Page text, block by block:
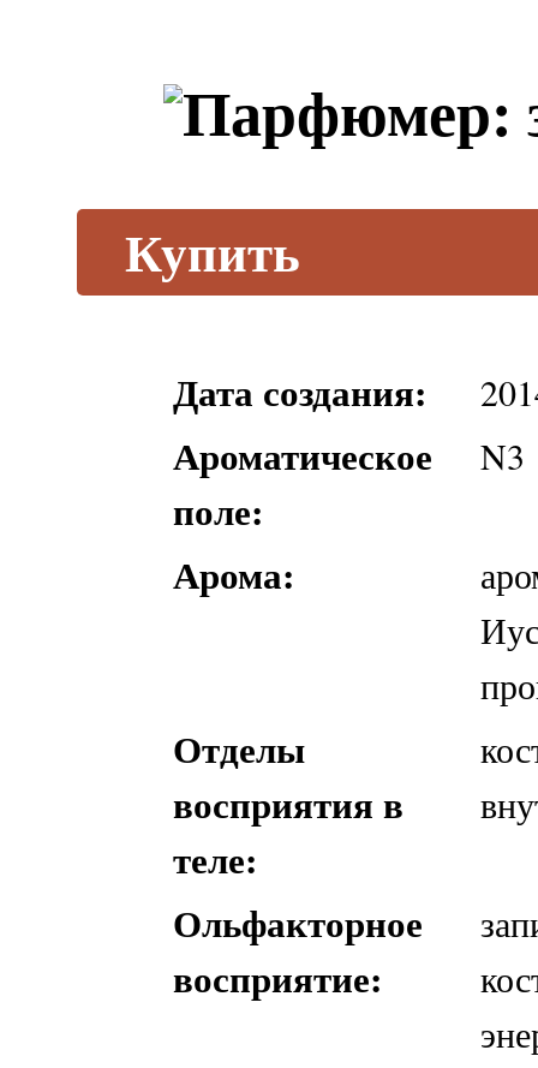
Купить
Дата создания:
Ароматическое
поле:
N3
Арома:
Отделы
восприятия в
теле:
Ольфакторное
восприятие: